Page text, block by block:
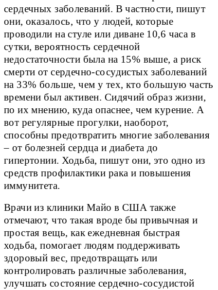
сердечных заболеваний. В частности, пишут
они, оказалось, что у людей, которые
проводили на стуле или диване 10,6 часа в
сутки, вероятность сердечной
недостаточности была на 15% выше, а риск
смерти от сердечно-сосудистых заболеваний
на 33% больше, чем у тех, кто большую часть
времени был активен. Сидячий образ жизни,
по их мнению, куда опаснее, чем курение. А
вот регулярные прогулки, наоборот,
способны предотвратить многие заболевания
– от болезней сердца и диабета до
гипертонии. Ходьба, пишут они, это одно из
средств профилактики рака и повышения
иммунитета.
Врачи из клиники Майо в США также
отмечают, что такая вроде бы привычная и
простая вещь, как ежедневная быстрая
ходьба, помогает людям поддерживать
здоровый вес, предотвращать или
контролировать различные заболевания,
улучшать состояние сердечно-сосудистой